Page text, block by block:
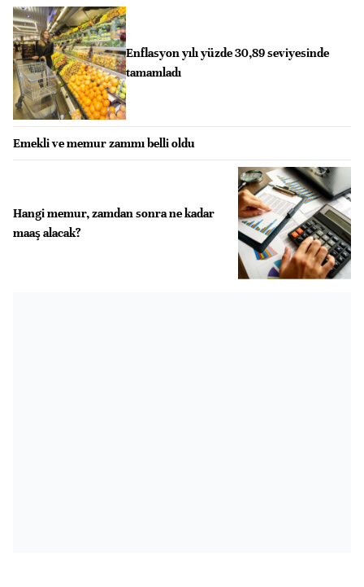
Enflasyon yılı yüzde 30,89 seviyesinde
tamamladı
Emekli ve memur zammı belli oldu
Hangi memur, zamdan sonra ne kadar
maaş alacak?